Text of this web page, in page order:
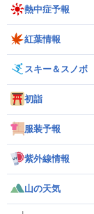
熱中症予報
紅葉情報
スキー＆スノボ
初詣
服装予報
紫外線情報
山の天気